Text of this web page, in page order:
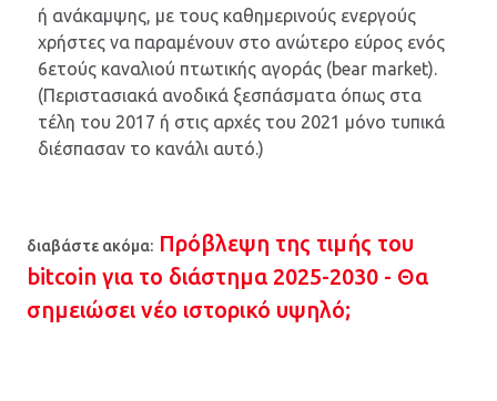
ή ανάκαμψης, με τους καθημερινούς ενεργούς
χρήστες να παραμένουν στο ανώτερο εύρος ενός
6ετούς καναλιού πτωτικής αγοράς (bear market).
(Περιστασιακά ανοδικά ξεσπάσματα όπως στα
τέλη του 2017 ή στις αρχές του 2021 μόνο τυπικά
διέσπασαν το κανάλι αυτό.)
διαβάστε ακόμα: Πρόβλεψη της τιμής του
bitcoin για το διάστημα 2025-2030 - Θα
σημειώσει νέο ιστορικό υψηλό;